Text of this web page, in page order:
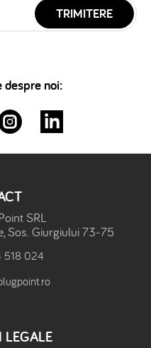
TRIMITERE
noi:
SRL
Sos. Giurgiului 73-75
518 024
LEGALE